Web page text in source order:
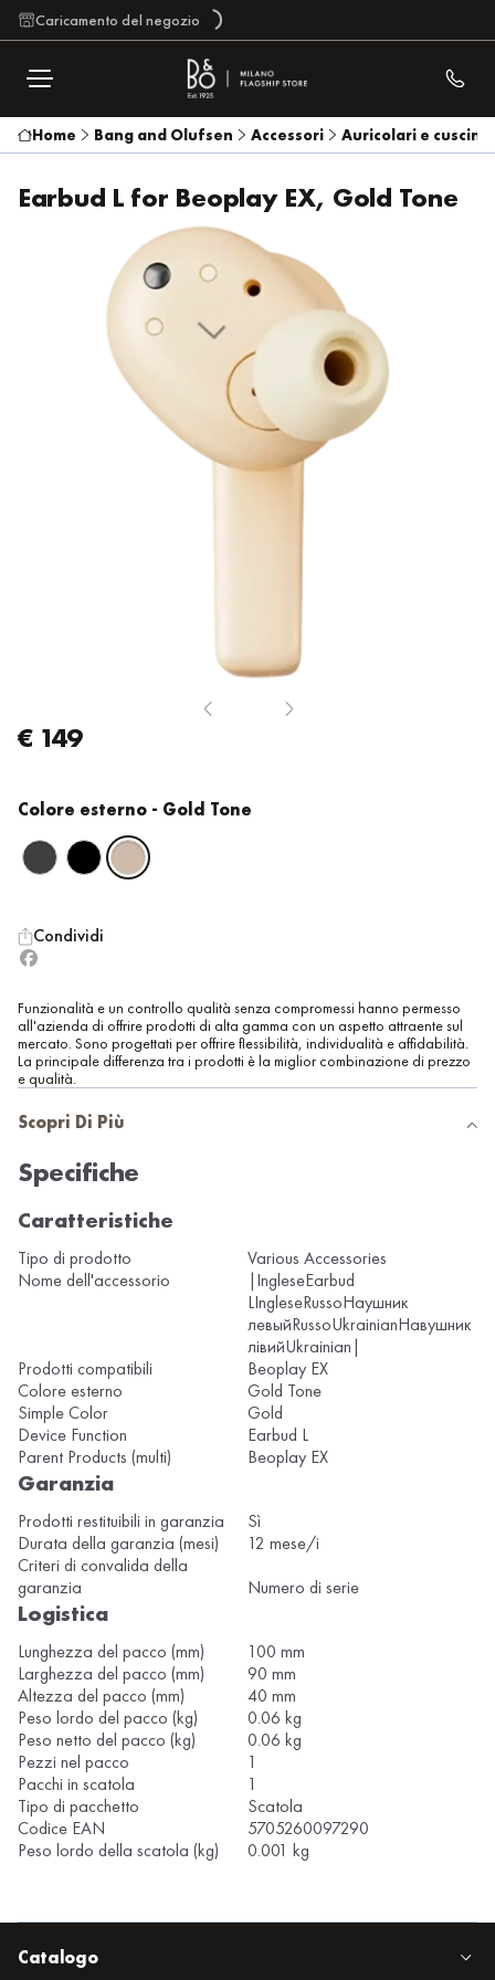
Caricamento del negozio
Home Bang and Olufsen Accessori Auricolari e
Earbud L for Beoplay EX, Gold Tone
€ 149
Colore esterno - Gold Tone
Condividi
Funzionalità e un controllo qualità senza compromessi hanno permesso
all'azienda di offrire prodotti di alta gamma con un aspetto attraente sul
mercato. Sono progettati per offrire flessibilità, individualità e affidabilità.
La principale differenza tra i prodotti è la miglior combinazione di prezzo
e qualità.
Scopri Di Più
Specifiche
Caratteristiche
Tipo di prodotto
Various Accessories
Nome dell'accessorio
|IngleseEarbud
LIngleseRussoНаушник
левыйRussoUkrainianНавушник
лівийUkrainian|
Prodotti compatibili
Beoplay EX
Colore esterno
Gold Tone
Simple Color
Gold
Device Function
Earbud L
Parent Products (multi)
Beoplay EX
Garanzia
Prodotti restituibili in garanzia
Sì
Durata della garanzia (mesi)
12 mese/i
Criteri di convalida della
garanzia
Numero di serie
Logistica
Lunghezza del pacco (mm)
100 mm
Larghezza del pacco (mm)
90 mm
Altezza del pacco (mm)
40 mm
Peso lordo del pacco (kg)
0.06 kg
Peso netto del pacco (kg)
0.06 kg
Pezzi nel pacco
1
Pacchi in scatola
1
Tipo di pacchetto
Scatola
Codice EAN
5705260097290
Peso lordo della scatola (kg)
0.001 kg
Catalogo